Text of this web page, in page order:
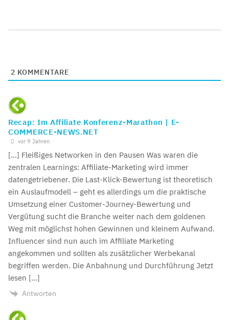
2 KOMMENTARE
Recap: Im Affiliate Konferenz-Marathon | E-
COMMERCE-NEWS.NET
vor 9 Jahren
[…] Fleißiges Networken in den Pausen Was waren die
zentralen Learnings: Affiliate-Marketing wird immer
datengetriebener. Die Last-Klick-Bewertung ist theoretisch
ein Auslaufmodell – geht es allerdings um die praktische
Umsetzung einer Customer-Journey-Bewertung und
Vergütung sucht die Branche weiter nach dem goldenen
Weg mit möglichst hohen Gewinnen und kleinem Aufwand.
Influencer sind nun auch im Affiliate Marketing
angekommen und sollten als zusätzlicher Werbekanal
begriffen werden. Die Anbahnung und Durchführung Jetzt
lesen […]
Antworten